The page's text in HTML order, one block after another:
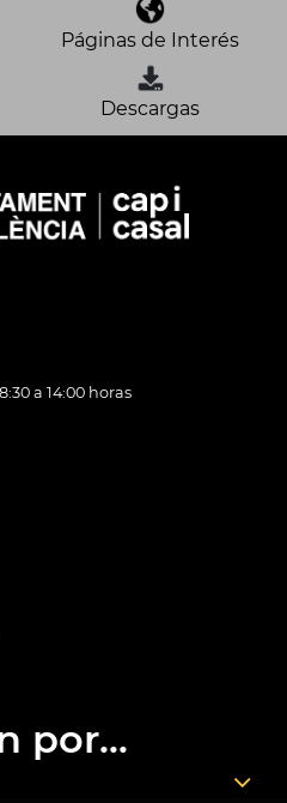
Páginas de Interés
Descargas
a 14:00 horas
por...